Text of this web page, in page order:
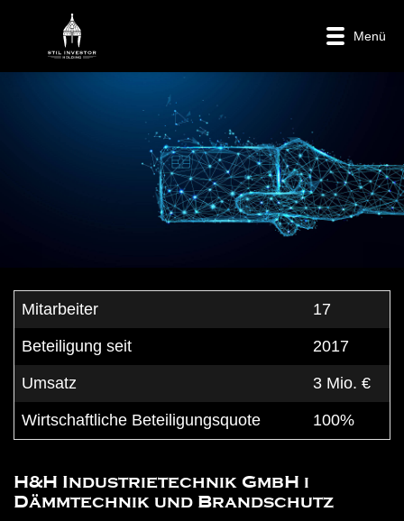
Menü
Mitarbeiter 17
Beteiligung seit 2017
Umsatz 3 Mio. €
Wirtschaftliche Beteiligungsquote 100%
H&H Industrietechnik GmbH i
Dämmtechnik und Brandschutz